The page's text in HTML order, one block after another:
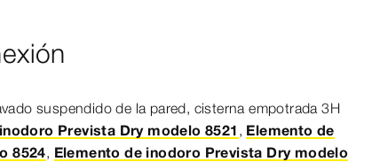
suspendido de la pared, cisterna empotrada 3H
Prevista Dry modelo 8521 , Elemento de
8524, Elemento de inodoro Prevista Dry modelo